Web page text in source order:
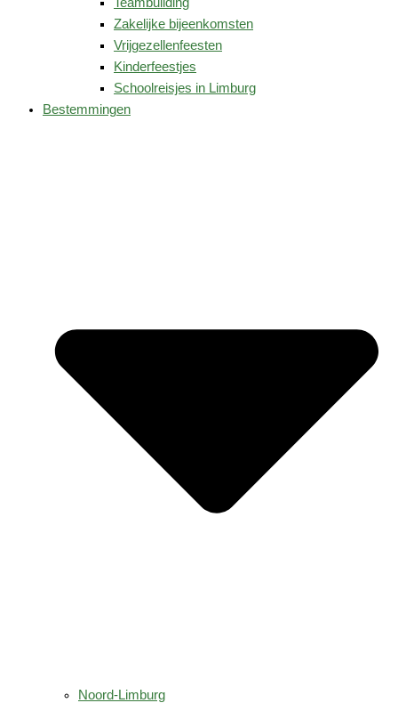
Zakelijke bijeenkomsten
Vrijgezellenfeesten
Kinderfeestjes
Schoolreisjes in Limburg
Bestemmingen
Noord-Limburg